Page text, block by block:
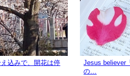
込みで、開花は停
Jesus believer
の…